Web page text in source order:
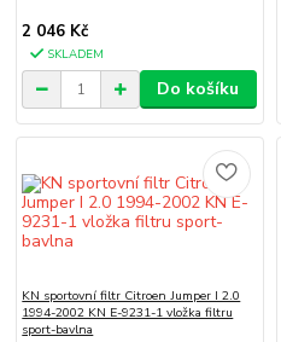
2 046 Kč
SKLADEM
Do košíku
KN sportovní filtr Citroen Jumper I 2.0
1994-2002 KN E-9231-1 vložka filtru
sport-bavlna